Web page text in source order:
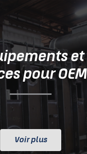
et
pour OEM
Voir plus